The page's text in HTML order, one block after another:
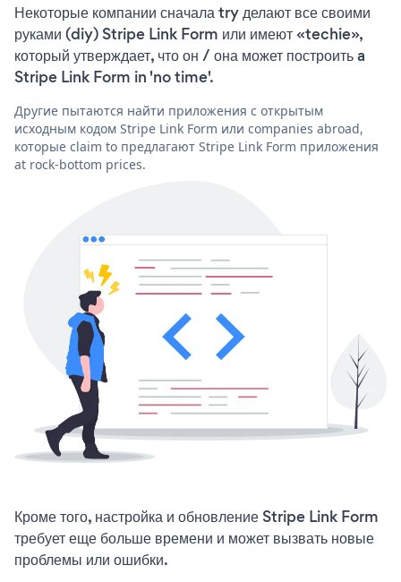
Некоторые компании сначала try делают все своими
руками (diy) Stripe Link Form или имеют «techie»,
который утверждает, что он / она может построить a
Stripe Link Form in 'no time'.
Другие пытаются найти приложения с открытым
исходным кодом Stripe Link Form или companies abroad,
которые claim to предлагают Stripe Link Form приложения
at rock-bottom prices.
Кроме того, настройка и обновление Stripe Link Form
требует еще больше времени и может вызвать новые
проблемы или ошибки.